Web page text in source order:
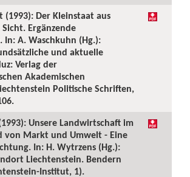
(1993): Der Kleinstaat aus
Ergänzende
In: A. Waschkuhn (Hg.):
und aktuelle
Verlag der
Akademischen
Politische Schriften,
Unsere Landwirtschaft im
von Markt und Umwelt - Eine
In: H. Wytrzens (Hg.):
Liechtenstein. Bendern
Institut, 1).